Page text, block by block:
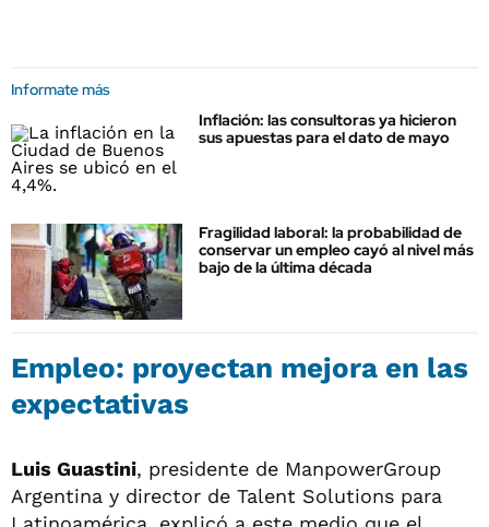
Informate más
Inflación: las consultoras ya hicieron
sus apuestas para el dato de mayo
Fragilidad laboral: la probabilidad de
conservar un empleo cayó al nivel más
bajo de la última década
Empleo: proyectan mejora en las
expectativas
Luis Guastini, presidente de ManpowerGroup
Argentina y director de Talent Solutions para